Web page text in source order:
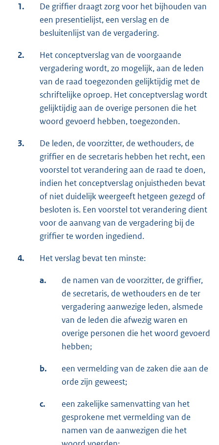
1.
De griffier draagt zorg voor het bijhouden van
een presentielijst, een verslag en de
besluitenlijst van de vergadering.
2.
Het conceptverslag van de voorgaande
vergadering wordt, zo mogelijk, aan de leden
van de raad toegezonden gelijktijdig met de
schriftelijke oproep. Het conceptverslag wordt
gelijktijdig aan de overige personen die het
woord gevoerd hebben, toegezonden.
3.
De leden, de voorzitter, de wethouders, de
griffier en de secretaris hebben het recht, een
voorstel tot verandering aan de raad te doen,
indien het conceptverslag onjuistheden bevat
of niet duidelijk weergeeft hetgeen gezegd of
besloten is. Een voorstel tot verandering dient
voor de aanvang van de vergadering bij de
griffier te worden ingediend.
4. Het verslag bevat ten minste:
a.
de namen van de voorzitter, de griffier,
de secretaris, de wethouders en de ter
vergadering aanwezige leden, alsmede
van de leden die afwezig waren en
overige personen die het woord gevoerd
hebben;
b.
een vermelding van de zaken die aan de
orde zijn geweest;
c.
een zakelijke samenvatting van het
gesprokene met vermelding van de
namen van de aanwezigen die het